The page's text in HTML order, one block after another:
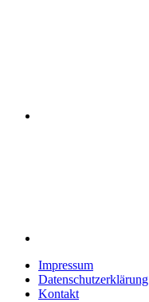
Impressum
Datenschutzerklärung
Kontakt